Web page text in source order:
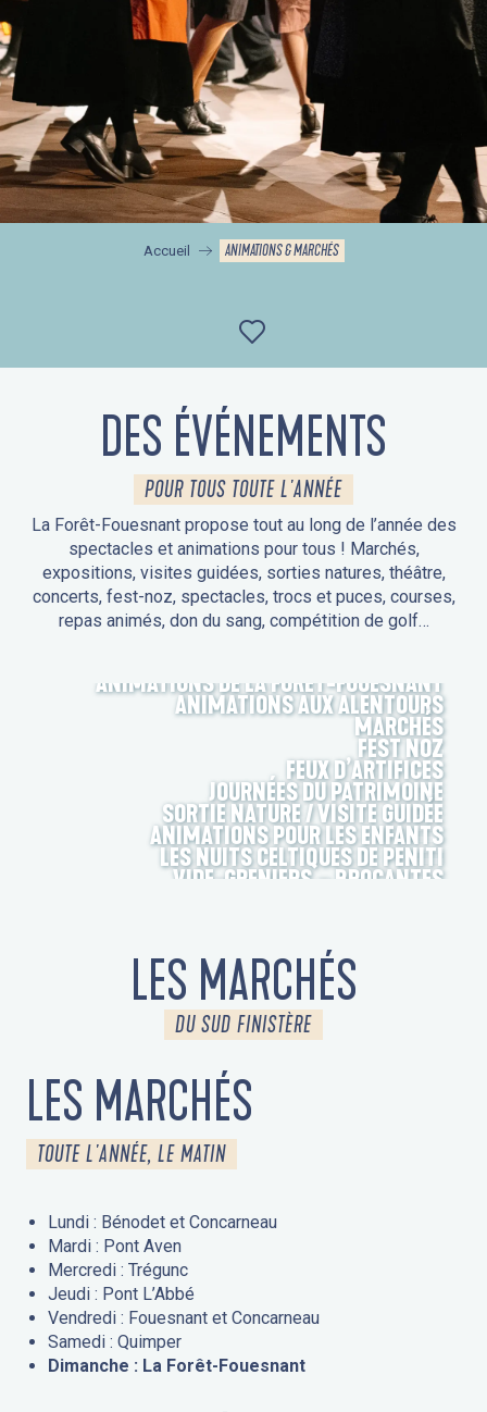
Accueil ANIMATIONS & MARCHÉS
Ajouter aux
DES ÉVÉNEMENTS
POUR TOUS TOUTE L'ANNÉE
La Forêt-Fouesnant propose tout au long de l’année des
spectacles et animations pour tous ! Marchés,
expositions, visites guidées, sorties natures, théâtre,
concerts, fest-noz, spectacles, trocs et puces, courses,
repas animés, don du sang, compétition de golf…
ANIMATIONS DE LA FORÊT-FOUESNANT
ANIMATIONS AUX ALENTOURS
MARCHÉS
FEST NOZ
FEUX D’ARTIFICES
JOURNÉES DU PATRIMOINE
SORTIE NATURE / VISITE GUIDÉE
ANIMATIONS POUR LES ENFANTS
LES NUITS CELTIQUES DE PENITI
VIDE-GRENIERS – BROCANTES
LES MARCHÉS
DU SUD FINISTÈRE
LES MARCHÉS
TOUTE L'ANNÉE, LE MATIN
Lundi : Bénodet et Concarneau
Mardi : Pont Aven
Mercredi : Trégunc
Jeudi : Pont L’Abbé
Vendredi : Fouesnant et Concarneau
Samedi : Quimper
Dimanche : La Forêt-Fouesnant